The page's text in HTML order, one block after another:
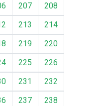
207
208
213
214
219
220
225
226
231
232
237
238